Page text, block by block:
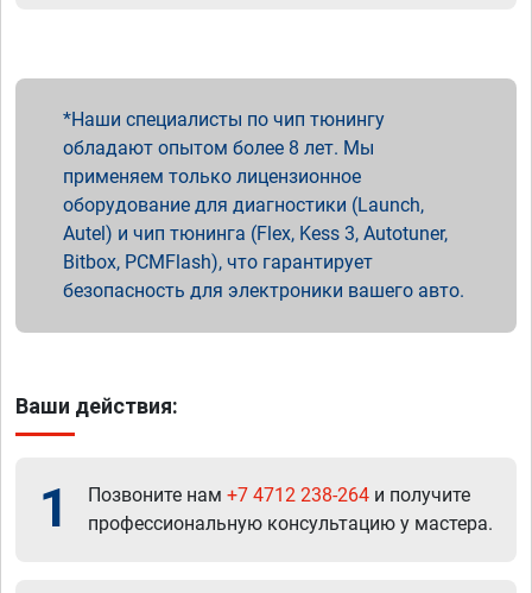
Наши специалисты по чип тюнингу
обладают опытом более 8 лет. Мы
применяем только лицензионное
оборудование для диагностики (Launch,
Autel) и чип тюнинга (Flex, Kess 3, Autotuner,
Bitbox, PCMFlash), что гарантирует
безопасность для электроники вашего авто.
Ваши действия:
1 Позвоните нам +7 4712 238-264 и получите
профессиональную консультацию у мастера.